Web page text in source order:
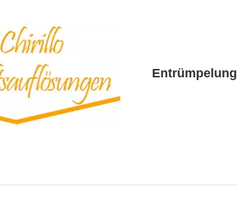
Entrümpelung